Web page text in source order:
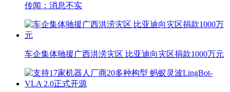
传闻：消息不实
车企集体驰援广西洪涝灾区 比亚迪向灾区捐款1000万元